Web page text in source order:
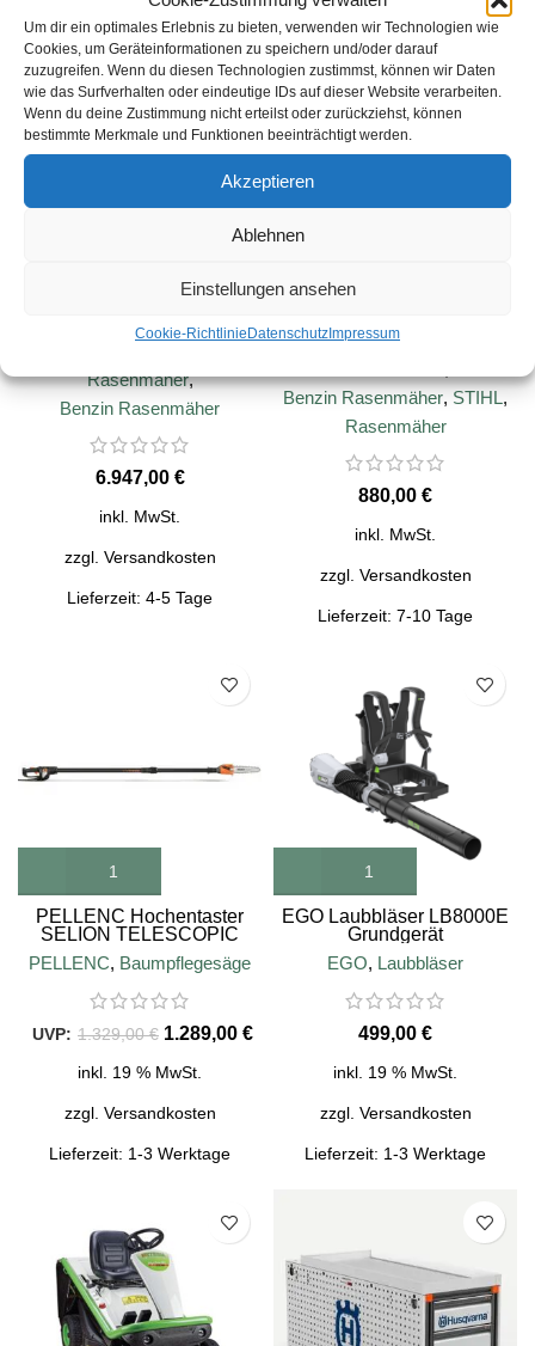
Um dir ein optimales Erlebnis zu bieten, verwenden wir Technologien wie
Cookies, um Geräteinformationen zu speichern und/oder darauf
zuzugreifen. Wenn du diesen Technologien zustimmst, können wir Daten
wie das Surfverhalten oder eindeutige IDs auf dieser Website verarbeiten.
Wenn du deine Zustimmung nicht erteilst oder zurückziehst, können
bestimmte Merkmale und Funktionen beeinträchtigt werden.
Akzeptieren
Ablehnen
Einstellungen ansehen
Cookie-Richtlinie Datenschutz Impressum
Lieferzeit:4-5 Tage
SALE
Rasenmäher,
Benzin Rasenmäher
€
inkl. MwSt.
zzgl. Versandkosten
Lieferzeit: 4-5 Tage
SALE
Rasenmäher
Benzin Rasenmäher, STIHL,
Rasenmäher
€
inkl. MwSt.
zzgl. Versandkosten
Lieferzeit: 7-10 Tage
PELLENC Hochentaster
SELION TELESCOPIC
T175-225 EVO
PELLENC, Baumpflegesäge
1.329,00€ 1.289,00 €
inkl. 19 % MwSt.
zzgl. Versandkosten
Lieferzeit: 1-3 Werktage
EGO Laubbläser LB8000E
Grundgerät
EGO, Laubbläser
€
inkl. 19 % MwSt.
zzgl. Versandkosten
Lieferzeit: 1-3 Werktage